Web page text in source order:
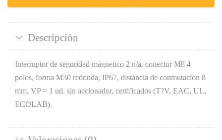
Descripción
Interruptor de seguridad magnetico 2 n/a, conector M8 4
polos, forma M30 redonda, IP67, distancia de conmutacion 8
mm, VP = 1 ud. sin accionador, certificados (T?V, EAC, UL,
ECOLAB).